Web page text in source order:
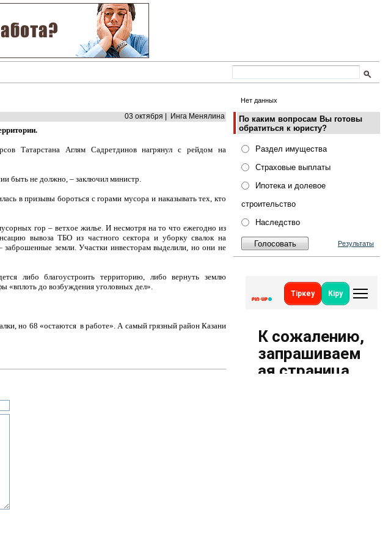
Нет данных
По каким вопросам Вы готовы
обратиться к юристу?
Раздел имущества
Страховые выплаты
Ипотека и долевое
строительство
Наследство
Результаты
03 октября | Инга Менялина
Татарстана Аглям Садретдинов нагрянул с рейдом на
быть не должно, – заключил министр.
в призывы бороться с горами мусора и наказывать тех, кто
гор – ветхое жилье. И несмотря на то что ежегодно из
вывоза ТБО из частного сектора и уборку свалок на
заброшенные земли. Участки инвесторам выделили, но они не
либо благоустроить территорию, либо вернуть землю
«вплоть до возбуждения уголовных дел».
но 68 «остаются в работе». А самый грязный район Казани